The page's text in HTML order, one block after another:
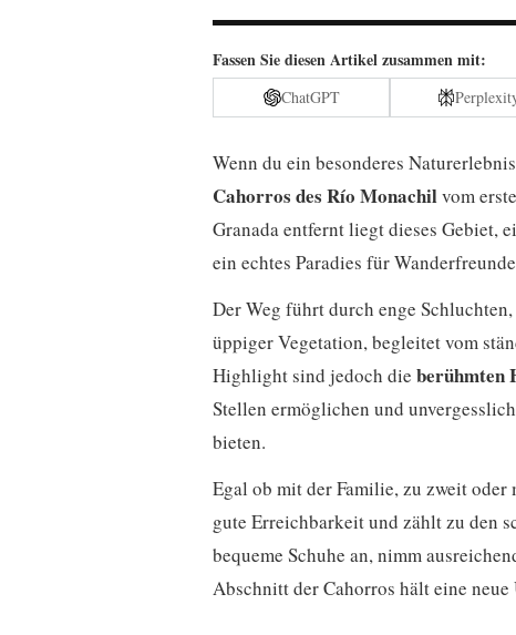
Fassen Sie diesen Artikel zusammen mit:
ChatGPT
Wenn du ein besonderes
Cahorros des Río Monachilvom
Granada entfernt liegt dieses Gebiet,
ein echtes Paradies für
Der Weg führt durch enge
üppiger Vegetation, begleitet vom
Highlight sind jedoch die berühmten
Stellen ermöglichen und
bieten.
Egal ob mit der Familie, zu zweit oder
gute Erreichbarkeit und zählt zu den
bequeme Schuhe an, nimm
Abschnitt der Cahorros hält eine